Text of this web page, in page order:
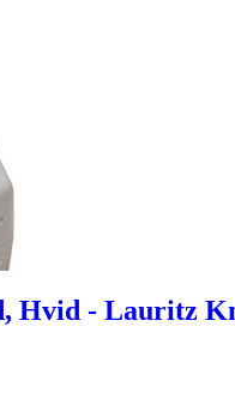
Hvid - Lauritz